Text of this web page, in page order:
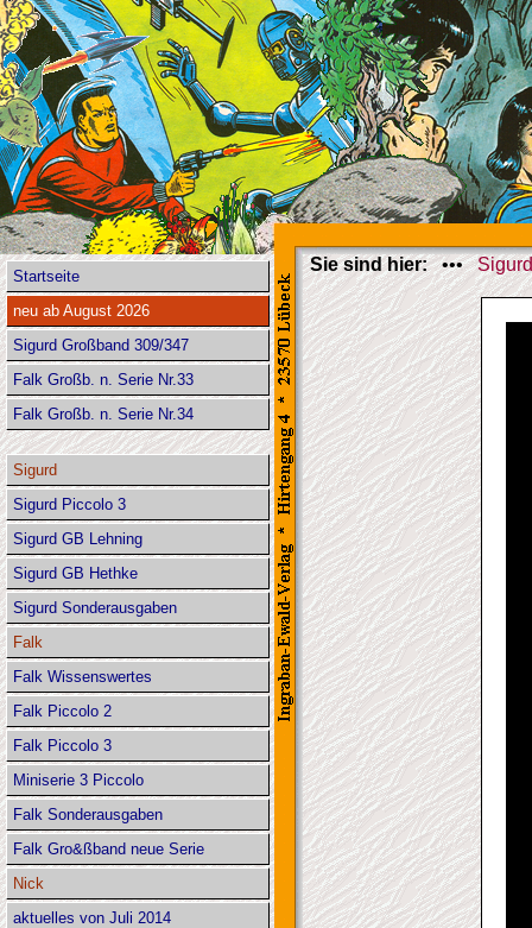
Startseite
neu ab August 2026
Sigurd Großband 309/347
Falk Großb. n. Serie Nr.33
Falk Großb. n. Serie Nr.34
Sigurd
Sigurd Piccolo 3
Sigurd GB Lehning
Sigurd GB Hethke
Sigurd Sonderausgaben
Falk
Falk Wissenswertes
Falk Piccolo 2
Falk Piccolo 3
Miniserie 3 Piccolo
Falk Sonderausgaben
Falk Gro&ßband neue Serie
Nick
aktuelles von Juli 2014
Sie sind hier:•••